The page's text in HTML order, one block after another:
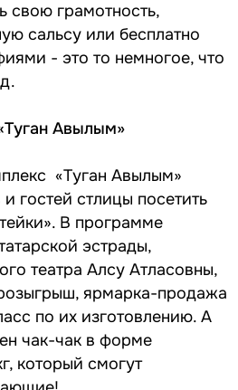
свою грамотность,
сальсу или бесплатно
- это то немногое, что
Авылым»
«Туган Авылым»
гостей стлицы посетить
В программе
эстрады,
театра Алсу Атласовны,
ярмарка-продажа
по их изготовлению. А
чак-чак в форме
который смогут